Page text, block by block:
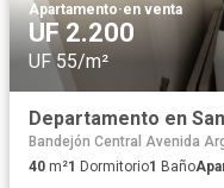
Apartamento·en venta
UF 2.200
UF 55/m²
Departamento en
Bandejón Central Avenida
40 m²1 Dormitorio1 Baño